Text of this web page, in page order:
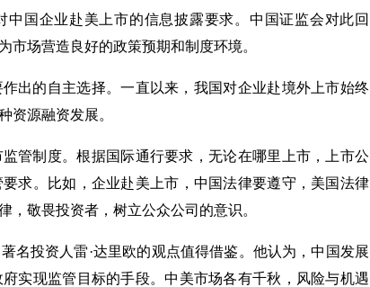
国企业赴美上市的信息披露要求。中国证监会对此回
市场营造良好的政策预期和制度环境。
出的自主选择。一直以来，我国对企业赴境外上市始终
资源融资发展。
管制度。根据国际通行要求，无论在哪里上市，上市公
求。比如，企业赴美上市，中国法律要遵守，美国法律
，敬畏投资者，树立公众公司的意识。
名投资人雷·达里欧的观点值得借鉴。他认为，中国发展
实现监管目标的手段。中美市场各有千秋，风险与机遇